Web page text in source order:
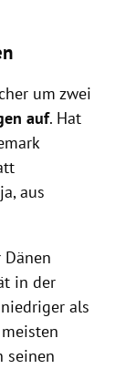
um zwei
auf. Hat
aus
in der
als
seinen